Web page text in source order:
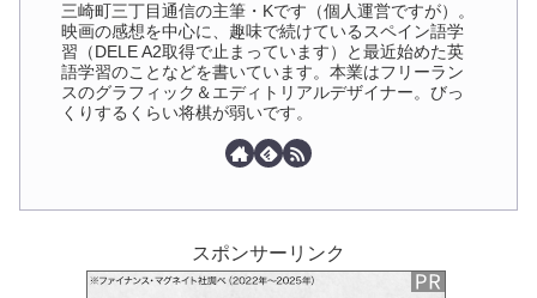
三崎町三丁目通信の主筆・Kです（個人運営ですが）。
映画の感想を中心に、趣味で続けているスペイン語学
習（DELE A2取得で止まっています）と最近始めた英
語学習のことなどを書いています。本業はフリーラン
スのグラフィック＆エディトリアルデザイナー。びっ
くりするくらい将棋が弱いです。
スポンサーリンク